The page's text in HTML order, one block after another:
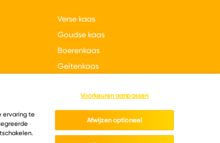
Verse kaas
Goudse kaas
Boerenkaas
Geitenkaas
ervaring te
Voorkeuren aanpassen
Afwijzen optioneel